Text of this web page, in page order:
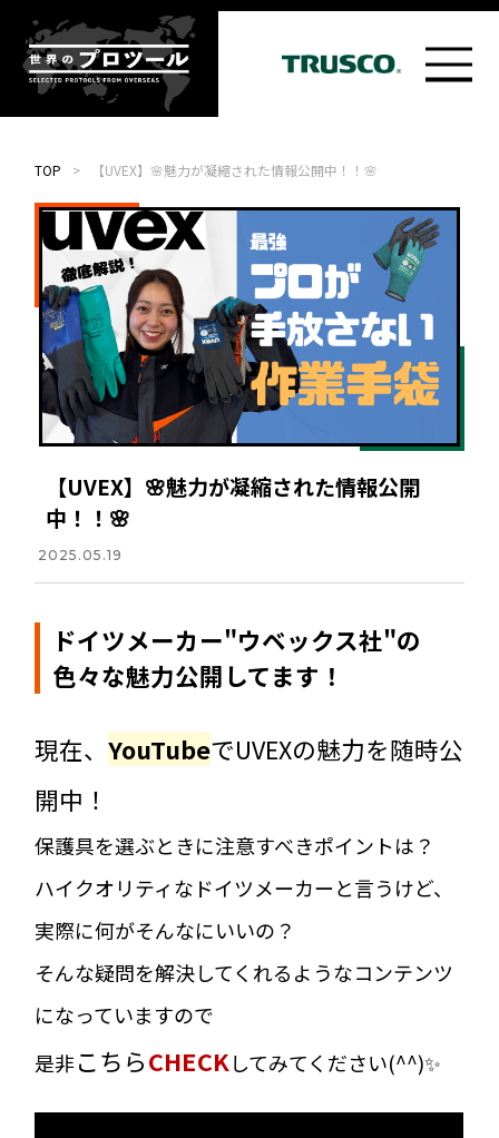
TOP > 【UVEX】🌸魅力が凝縮された情報公開中！！🌸
【UVEX】🌸魅力が凝縮された情報公開
中！！🌸
2025.05.19
ドイツメーカー"ウベックス社"の
色々な魅力公開してます！
現在、YouTubeでUVEXの魅力を随時公
開中！
保護具を選ぶときに注意すべきポイントは？
ハイクオリティなドイツメーカーと言うけど、
実際に何がそんなにいいの？
そんな疑問を解決してくれるようなコンテンツ
になっていますので
是非こちらCHECKしてみてください(^^)✨